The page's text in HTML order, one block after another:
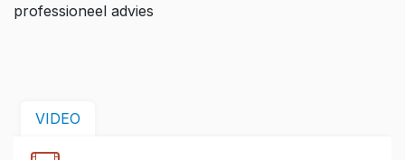
professioneel advies
VIDEO